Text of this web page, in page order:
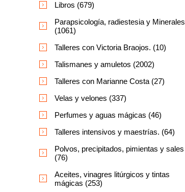
Libros (679)
Parapsicología, radiestesia y Minerales
(1061)
Talleres con Victoria Braojos. (10)
Talismanes y amuletos (2002)
Talleres con Marianne Costa (27)
Velas y velones (337)
Perfumes y aguas mágicas (46)
Talleres intensivos y maestrías. (64)
Polvos, precipitados, pimientas y sales
(76)
Aceites, vinagres litúrgicos y tintas
mágicas (253)